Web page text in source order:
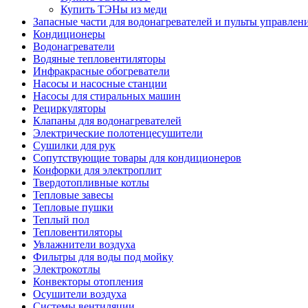
Купить ТЭНы из меди
Запасные части для водонагревателей и пульты
Кондиционеры
Водонагреватели
Водяные тепловентиляторы
Инфракрасные обогреватели
Насосы и насосные станции
Насосы для стиральных машин
Рециркуляторы
Клапаны для водонагревателей
Электрические полотенцесушители
Сушилки для рук
Сопутствующие товары для кондиционеров
Конфорки для электроплит
Твердотопливные котлы
Тепловые завесы
Тепловые пушки
Теплый пол
Тепловентиляторы
Увлажнители воздуха
Фильтры для воды под мойку
Электрокотлы
Конвекторы отопления
Осушители воздуха